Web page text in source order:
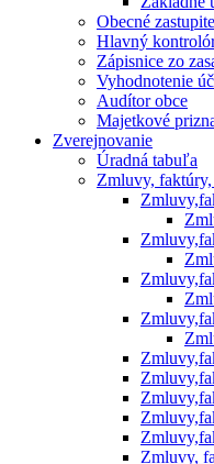
Obecné
Hlavný
Zápisnice zo
Vyhodnotenie
Audítor obce
Majetkové
Zverejnovanie
Úradná tabuľa
Zmluvy,
Zmluvy,